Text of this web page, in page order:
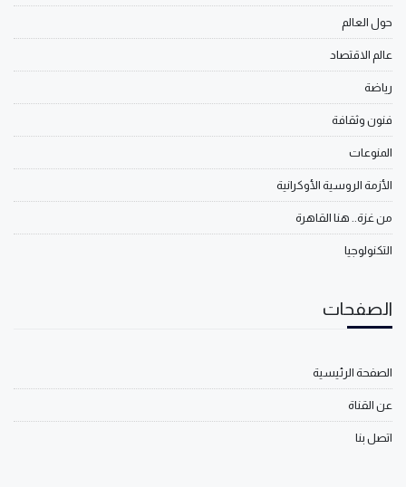
حول العالم
عالم الاقتصاد
رياضة
فنون وثقافة
المنوعات
الأزمة الروسية الأوكرانية
من غزة.. هنا القاهرة
التكنولوجيا
الصفحات
الصفحة الرئيسية
عن القناة
اتصل بنا